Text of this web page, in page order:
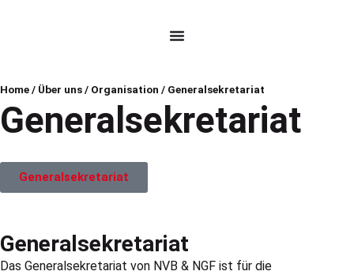
Home/ Über uns/ Organisation / Generalsekretariat
Generalsekretariat
Generalsekretariat
Generalsekretariat
Das Generalsekretariat von NVB & NGF ist für die